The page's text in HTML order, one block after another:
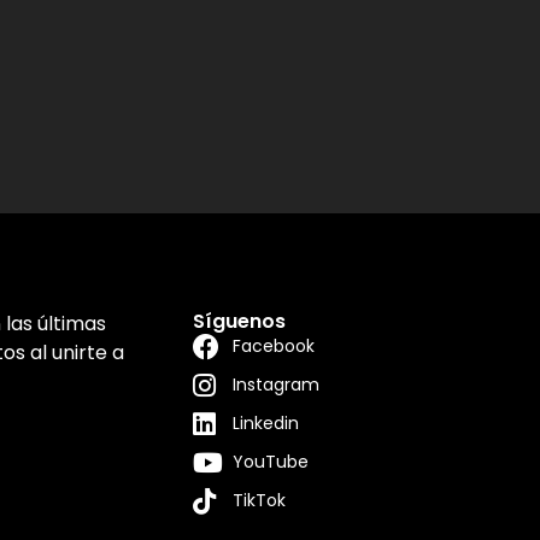
últimas
al unirte a
Síguenos
Facebook
Instagram
Linkedin
YouTube
TikTok